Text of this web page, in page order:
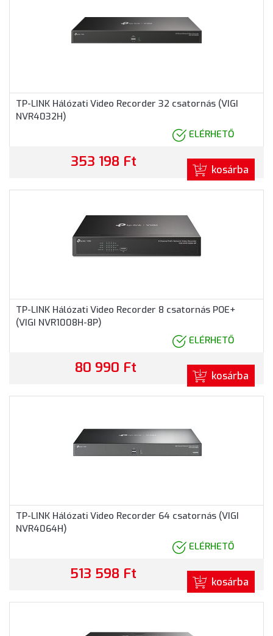
TP-LINK Hálózati Video Recorder 32 csatornás (VIGI
NVR4032H)
ELÉRHETŐ
353 198 Ft kosárba
TP-LINK Hálózati Video Recorder 8 csatornás POE+
(VIGI NVR1008H-8P)
ELÉRHETŐ
80 990 Ft kosárba
TP-LINK Hálózati Video Recorder 64 csatornás (VIGI
NVR4064H)
ELÉRHETŐ
513 598 Ft kosárba